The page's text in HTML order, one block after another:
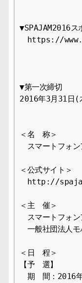
▼SPAJAM2016ス
https://
▼第一次締切
2016年3月31日(
＜名　称＞
スマートフォン
＜公式サイト＞
http://
＜主　催＞
スマートフォン
一般社団法人モ
＜日　程＞
【予　選】
期　間：2016